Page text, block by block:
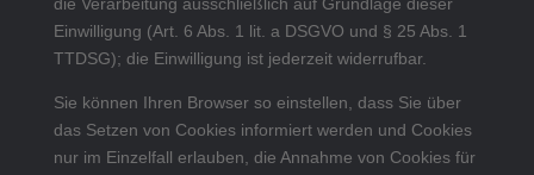
Einwilligung (Art. 6 Abs. 1 lit. a DSGVO und § 25 Abs. 1
TTDSG); die Einwilligung ist jederzeit widerrufbar.
Sie können Ihren Browser so einstellen, dass Sie über
das Setzen von Cookies informiert werden und Cookies
nur im Einzelfall erlauben, die Annahme von Cookies für